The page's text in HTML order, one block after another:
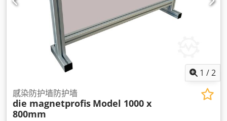
1 /2
感染防护墙防护墙
die magnetprofis Model 1000 x
800mm